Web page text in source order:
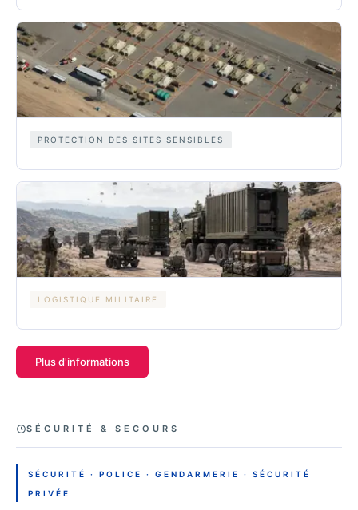
PROTECTION DES SITES SENSIBLES
LOGISTIQUE MILITAIRE
Plus d'informations
SÉCURITÉ & SECOURS
SÉCURITÉ · POLICE · GENDARMERIE · SÉCURITÉ
PRIVÉE